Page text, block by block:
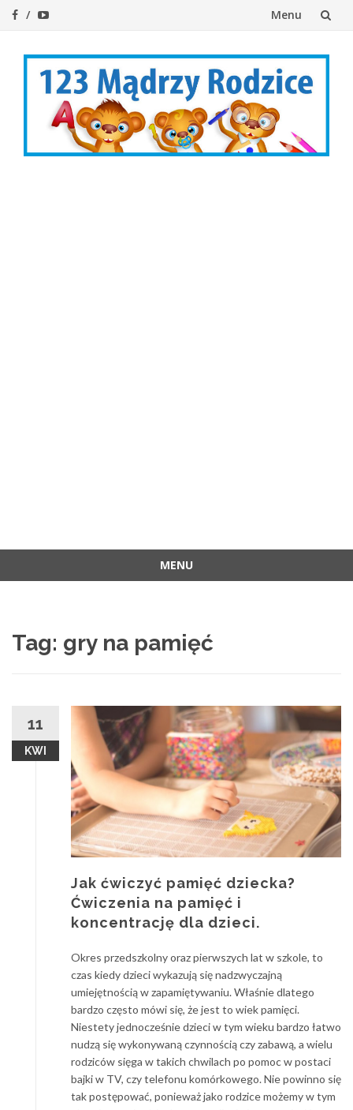
Menu
MENU
Tag: gry na pamięć
11
KWI
Jak ćwiczyć pamięć dziecka?
Ćwiczenia na pamięć i
koncentrację dla dzieci.
Okres przedszkolny oraz pierwszych lat w szkole, to
czas kiedy dzieci wykazują się nadzwyczajną
umiejętnością w zapamiętywaniu. Właśnie dlatego
bardzo często mówi się, że jest to wiek pamięci.
Niestety jednocześnie dzieci w tym wieku bardzo łatwo
nudzą się wykonywaną czynnością czy zabawą, a wielu
rodziców sięga w takich chwilach po pomoc w postaci
bajki w TV, czy telefonu komórkowego. Nie powinno się
tak postępować, ponieważ jako rodzice możemy w tym